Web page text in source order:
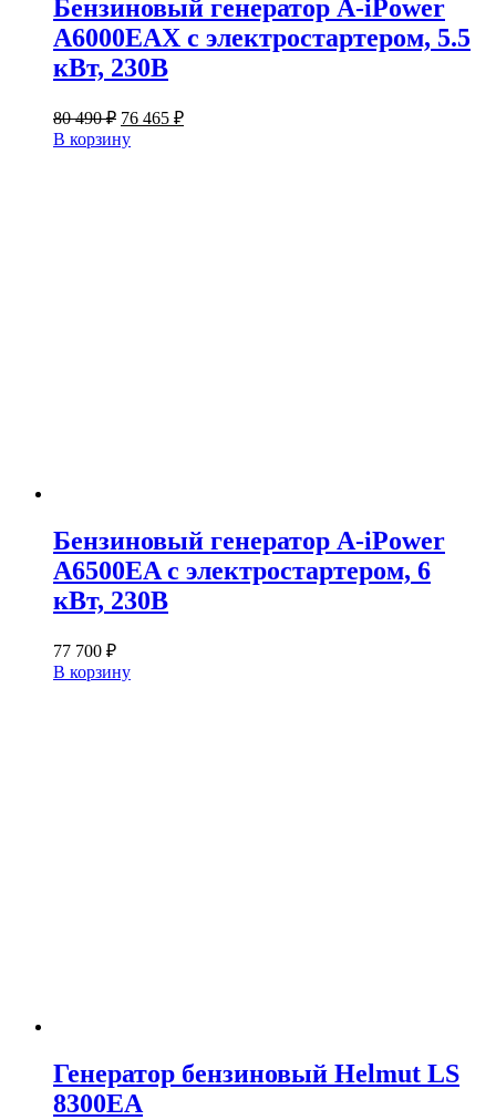
Бензиновый генератор A-iPower
A6000EAX с электростартером, 5.5
кВт, 230В
80 490₽ Первоначальная
цена
составляла
76 465 ₽Текущая
В корзину
Бензиновый генератор A-iPower
A6500EA с электростартером, 6
кВт, 230В
77 700 ₽
В корзину
Генератор бензиновый Helmut LS
8300EA